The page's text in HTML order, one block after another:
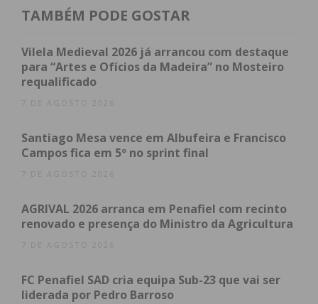
atuais do crime, com especial enfoque nos públicos
acrescidas no acesso à proteção e à justiça.
O seminário incluirá, ao longo do dia, painéis
temáticos sobre o perfil de vítimas e agressores na
experiências e respostas institucionais e
comunitárias à violência doméstica, incluindo a
contexto de migrantes.
sessões paralelas, com enfoque em diferentes
áreas de intervenção na violência doméstica. Entre
TAMBÉM PODE GOSTAR
Vilela Medieval 2026 já arrancou com destaque
para “Artes e Ofícios da Madeira” no Mosteiro
requalificado
7 DE AGOSTO 2026
Santiago Mesa vence em Albufeira e Francisco
Campos fica em 5º no sprint final
7 DE AGOSTO 2026
AGRIVAL 2026 arranca em Penafiel com recinto
renovado e presença do Ministro da Agricultura
7 DE AGOSTO 2026
FC Penafiel SAD cria equipa Sub-23 que vai ser
liderada por Pedro Barroso